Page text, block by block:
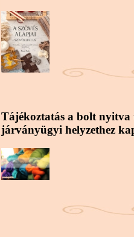
Tájékoztatás a bolt nyitva
járványügyi helyzethez